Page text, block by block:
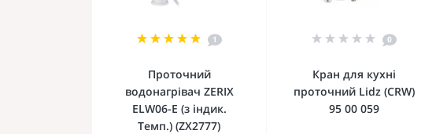
1
Проточний
водонагрівач ZERIX
ELW06-E (з індик.
Темп.) (ZX2777)
0
Кран для кухні
проточний Lidz (CRW)
95 00 059